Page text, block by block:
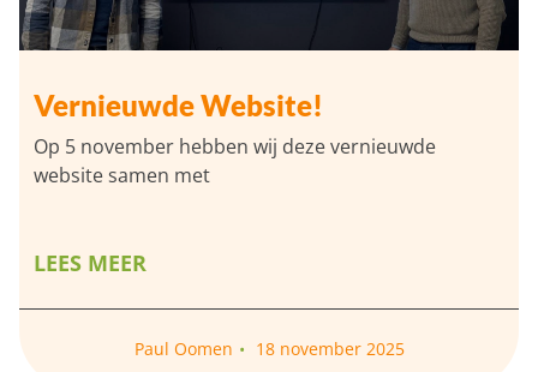
Vernieuwde Website!
Op 5 november hebben wij deze vernieuwde
website samen met
LEES MEER
Paul Oomen 18 november 2025